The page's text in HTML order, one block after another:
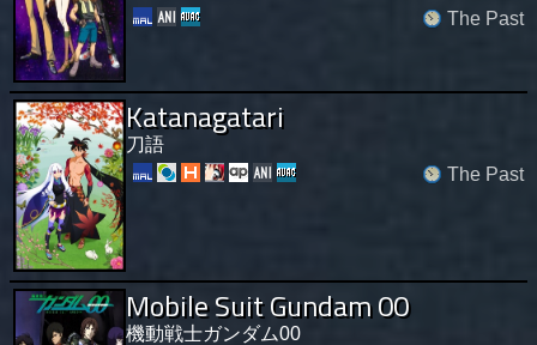
The Past
Katanagatari
刀語
The Past
Mobile Suit Gundam 00
機動戦士ガンダム00